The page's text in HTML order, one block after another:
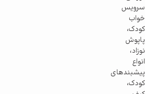
سرویس
خواب
کودک،
پاپوش
نوزاد،
انواع
پیشبندهای
کودک،